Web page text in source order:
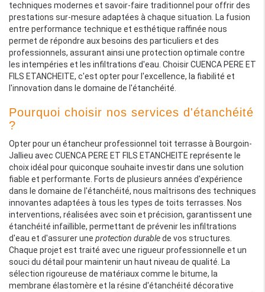
techniques modernes et savoir-faire traditionnel pour offrir des
prestations sur-mesure adaptées à chaque situation. La fusion
entre performance technique et esthétique raffinée nous
permet de répondre aux besoins des particuliers et des
professionnels, assurant ainsi une protection optimale contre
les intempéries et les infiltrations d'eau. Choisir CUENCA PERE ET
FILS ETANCHEITE, c'est opter pour l'excellence, la fiabilité et
l'innovation dans le domaine de l'étanchéité.
Pourquoi choisir nos services d'étanchéité
?
Opter pour un étancheur professionnel toit terrasse à Bourgoin-
Jallieu avec CUENCA PERE ET FILS ETANCHEITE représente le
choix idéal pour quiconque souhaite investir dans une solution
fiable et performante. Forts de plusieurs années d'expérience
dans le domaine de l'étanchéité, nous maîtrisons des techniques
innovantes adaptées à tous les types de toits terrasses. Nos
interventions, réalisées avec soin et précision, garantissent une
étanchéité infaillible, permettant de prévenir les infiltrations
d'eau et d'assurer une protection durablede vos structures.
Chaque projet est traité avec une rigueur professionnelle et un
souci du détail pour maintenir un haut niveau de qualité. La
sélection rigoureuse de matériaux comme le bitume, la
membrane élastomère et la résine d'étanchéité décorative